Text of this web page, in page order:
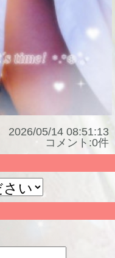
2026/05/14 08:51:13
コメント:0件